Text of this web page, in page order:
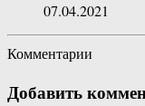
07.04.2021
Комментарии
Добавить